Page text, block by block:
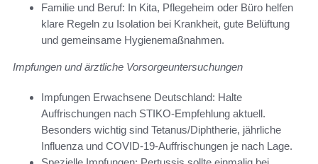
Familie und Beruf: In Kita, Pflegeheim oder Büro helfen
klare Regeln zu Isolation bei Krankheit, gute Belüftung
und gemeinsame Hygienemaßnahmen.
Impfungen und ärztliche Vorsorgeuntersuchungen
Impfungen Erwachsene Deutschland: Halte
Auffrischungen nach STIKO-Empfehlung aktuell.
Besonders wichtig sind Tetanus/Diphtherie, jährliche
Influenza und COVID-19-Auffrischungen je nach Lage.